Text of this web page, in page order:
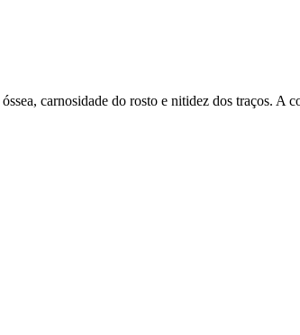
carnosidade do rosto e nitidez dos traços. A